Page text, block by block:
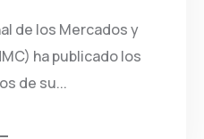
de los Mercados y
ha publicado los
de su...